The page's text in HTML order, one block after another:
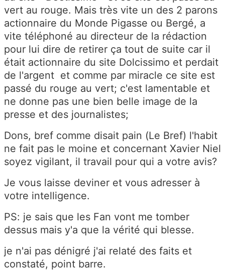
vert au rouge. Mais très vite un des 2 parons
actionnaire du Monde Pigasse ou Bergé, a
vite téléphoné au directeur de la rédaction
pour lui dire de retirer ça tout de suite car il
était actionnaire du site Dolcissimo et perdait
de l'argent et comme par miracle ce site est
passé du rouge au vert; c'est lamentable et
ne donne pas une bien belle image de la
presse et des journalistes;
Dons, bref comme disait pain (Le Bref) l'habit
ne fait pas le moine et concernant Xavier Niel
soyez vigilant, il travail pour qui a votre avis?
Je vous laisse deviner et vous adresser à
votre intelligence.
PS: je sais que les Fan vont me tomber
dessus mais y'a que la vérité qui blesse.
je n'ai pas dénigré j'ai relaté des faits et
constaté, point barre.